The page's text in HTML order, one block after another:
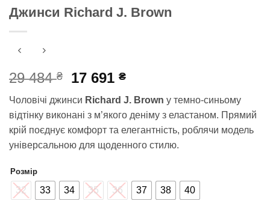
Джинси Richard J. Brown
29 484₴
Оригінальна
29
484 ₴.
17 691₴Поточна
17
691 ₴.
Чоловічі джинси Richard J. Brown у темно-синьому
відтінку виконані з м’якого деніму з еластаном. Прямий
крій поєднує комфорт та елегантність, роблячи модель
універсальною для щоденного стилю.
Розмір
32 33 34 35 36 37 38 40